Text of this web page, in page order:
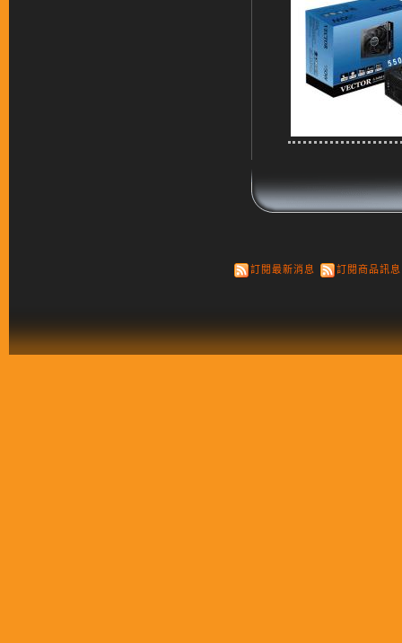
訂閱最新消息 訂閱商品訊息